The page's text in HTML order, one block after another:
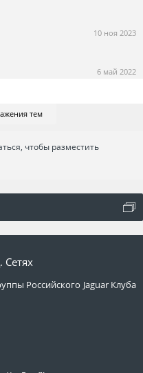
10 ноя 2023
6 май 2022
тем
чтобы разместить
Сетях
Российского Jaguar Клуба